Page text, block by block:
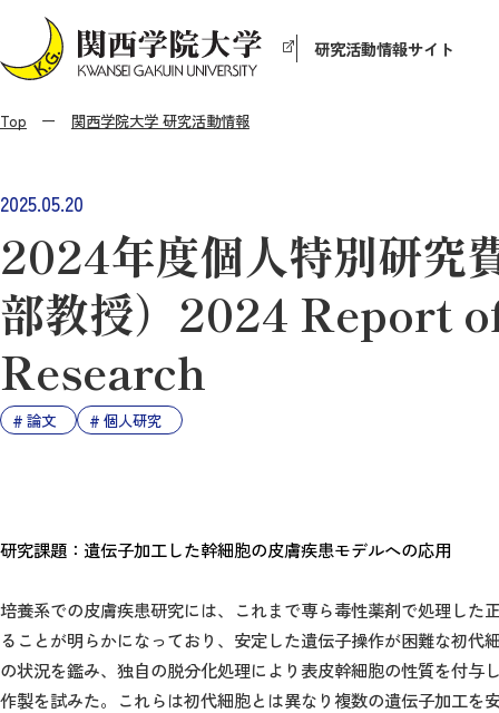
研究活動情報サイト
Top 関西学院大学 研究活動情報
2025.05.20
2024年度個人特別研究
部教授）2024 Report
Research
論文 個人研究
研究課題：遺伝子加工した幹細胞の皮膚疾患モデルへの応用
培養系での皮膚疾患研究には、これまで専ら毒性薬剤で処理し
ることが明らかになっており、安定した遺伝子操作が困難な初
の状況を鑑み、独自の脱分化処理により表皮幹細胞の性質を付
作製を試みた。これらは初代細胞とは異なり複数の遺伝子加工